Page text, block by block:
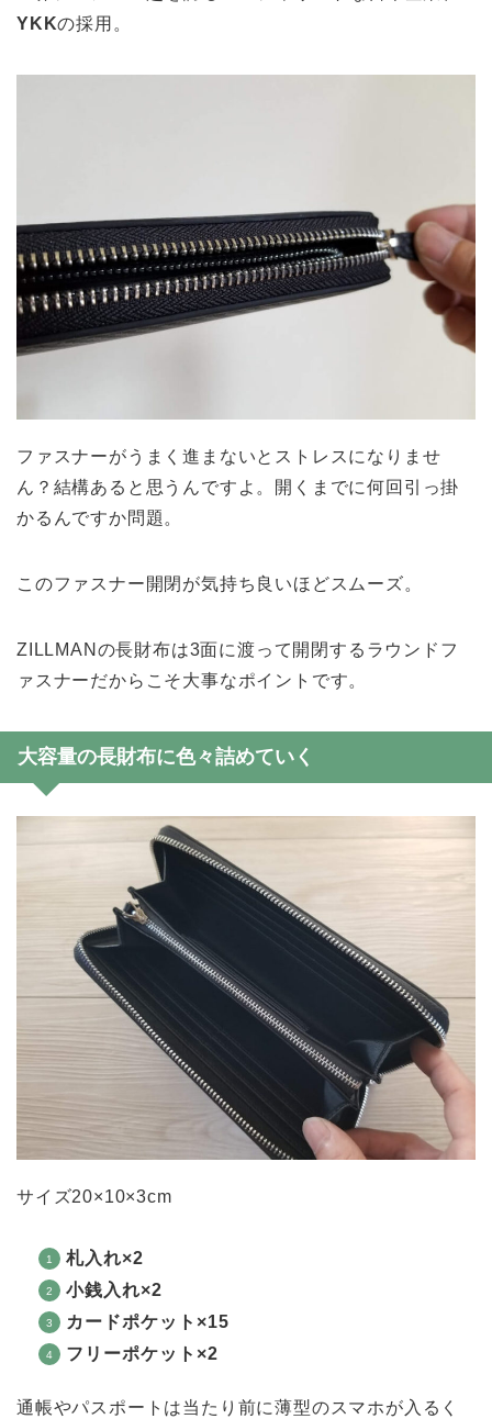
YKKの採用。
ファスナーがうまく進まないとストレスになりませ
ん？結構あると思うんですよ。開くまでに何回引っ掛
かるんですか問題。
このファスナー開閉が気持ち良いほどスムーズ。
ZILLMANの長財布は3面に渡って開閉するラウンドフ
ァスナーだからこそ大事なポイントです。
大容量の長財布に色々詰めていく
サイズ20×10×3cm
札入れ×2
小銭入れ×2
カードポケット×15
フリーポケット×2
通帳やパスポートは当たり前に薄型のスマホが入るく